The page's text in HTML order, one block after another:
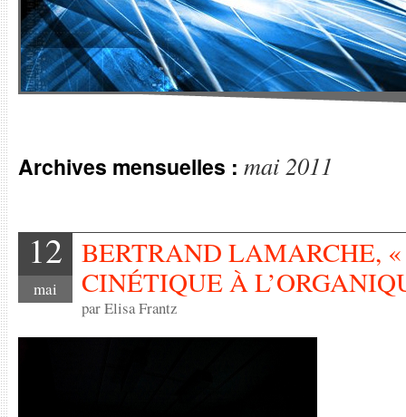
Archives mensuelles : mai 2011
12
mai
BERTRAND LAMARCHE,
CINÉTIQUE À
par Elisa Frantz